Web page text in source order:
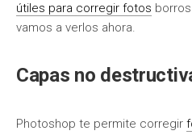
útiles para corregir fotos
vamos a verlos ahora.
Capas no
Photoshop te permite corregir